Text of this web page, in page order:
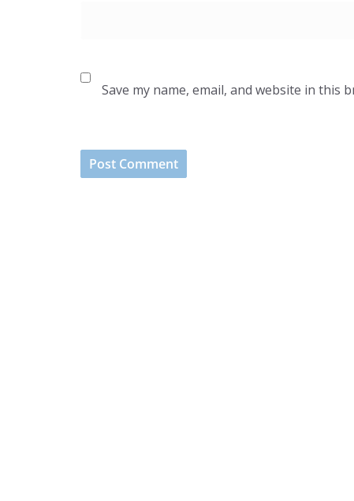
Save my name, email, and website in this